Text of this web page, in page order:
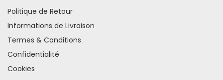
Politique de Retour
Informations de Livraison
Termes & Conditions
Confidentialité
Cookies